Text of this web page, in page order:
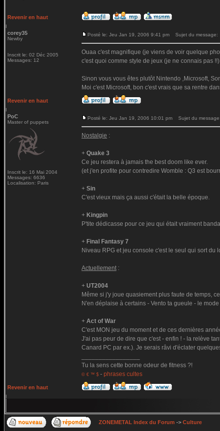
Revenir en haut
corey35
Newby
Inscrit le: 02 Déc 2005
Messages: 12
Posté le: Jeu Jan 19, 2006 9:41 pm Sujet du message:
Ouaa c'est magnifique (je viens de voir quelque
c'est quoi comme style de jeux (je ne connais pas !!)
Sinon vous vous êtes plutôt Nintendo ,Microsoft,
Moi c'est Microsoft, bon c'est vrais que sa rentre
Revenir en haut
PoC
Master of puppets
Inscrit le: 16 Mai 2004
Messages: 6636
Localisation: Paris
Posté le: Jeu Jan 19, 2006 10:01 pm Sujet du
Nostalgie :
+ Quake 3
Ce jeu restera à jamais the best doom like ever.
(et j'en profite pour contredire Womble : Q3 est
+ Sin
C'est vieux mais ça aussi c'était la belle époque.
+ Kingpin
P'tite dédicasse pour ce jeu qui était vraiment
+ Final Fantasy 7
Niveau RPG et jeu console c'est le seul qui sort
Actuellement :
+ UT2004
Même si j'y joue quasiement plus faute de temps,
N'en déplaise à certains - Vento ta gueule - le
+ Act of War
C'est MON jeu du moment et de ces dernières
J'ai pas peur de dire que c'est - enfin ! - la relève
Canard PC par ex.). Je serais râvi d'éclater
Tu la sens cette bonne odeur de fitness ?!
© € ™ $ - phrases cultes
Revenir en haut
ZONEMETAL Index du Forum -> Culture